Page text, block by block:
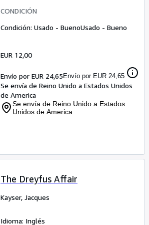
CONDICIÓN
Condición: Usado - BuenoUsado - Bueno
EUR 12,00
Envío por EUR 24,65 Envío por EUR 24,65
Se envía de Reino Unido a Estados Unidos
de America
Se envía de Reino Unido a Estados
Unidos de America
The Dreyfus Affair
Kayser, Jacques
Idioma: Inglés